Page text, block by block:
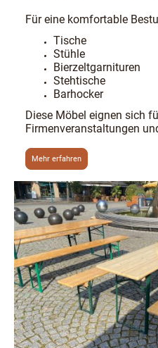
Für eine komfortable
Tische
Stühle
Bierzeltgarnituren
Stehtische
Barhocker
Diese Möbel eignen sich
Firmenveranstaltungen
Mehr erfahren